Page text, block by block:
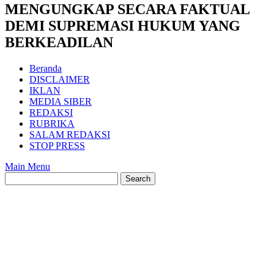
MENGUNGKAP SECARA FAKTUAL
DEMI SUPREMASI HUKUM YANG
BERKEADILAN
Beranda
DISCLAIMER
IKLAN
MEDIA SIBER
REDAKSI
RUBRIKA
SALAM REDAKSI
STOP PRESS
Main Menu